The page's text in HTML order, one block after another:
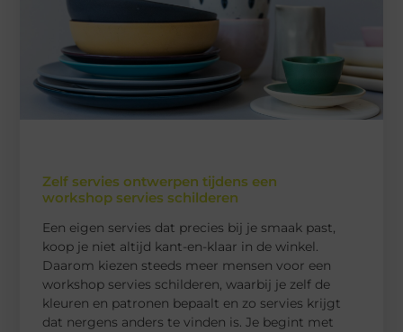
Zelf servies ontwerpen tijdens een
workshop servies schilderen
Een eigen servies dat precies bij je smaak past,
koop je niet altijd kant-en-klaar in de winkel.
Daarom kiezen steeds meer mensen voor een
workshop servies schilderen, waarbij je zelf de
kleuren en patronen bepaalt en zo servies krijgt
dat nergens anders te vinden is. Je begint met